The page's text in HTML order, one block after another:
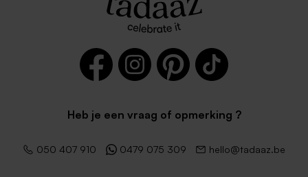
Heb je een vraag of opmerking ?
050 407 910 0479 075 309 hello@tadaaz.be